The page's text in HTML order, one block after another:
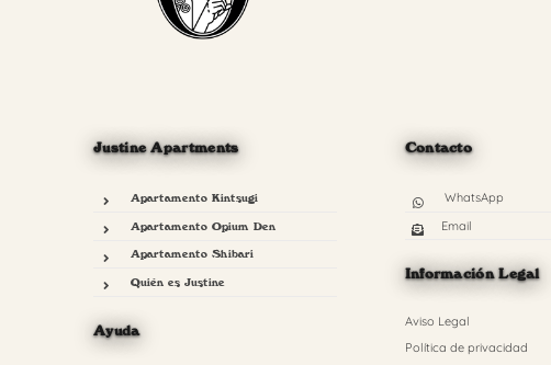
Justine Apartments
Apartamento Kintsugi
Apartamento Opium Den
Apartamento Shibari
Quién es Justine
Ayuda
Contacto
WhatsApp
Email
Información Legal
Aviso Legal
Política de privacidad